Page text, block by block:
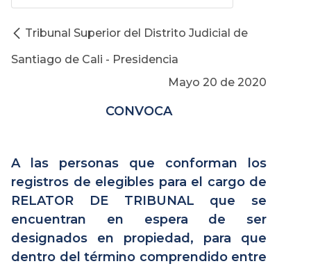
Tribunal Superior del Distrito Judicial de
Santiago de Cali - Presidencia
Mayo 20 de 2020
CONVOCA
A las personas que conforman los
registros de elegibles para el cargo de
RELATOR DE TRIBUNAL que se
encuentran en espera de ser
designados en propiedad, para que
dentro del término comprendido entre